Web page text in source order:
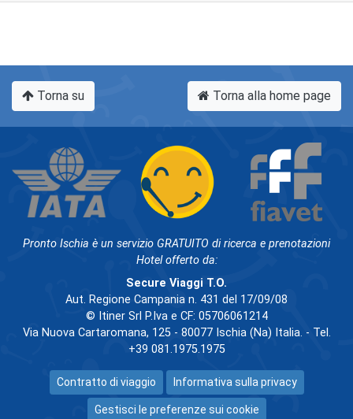
Torna su Torna alla home page
Pronto Ischia è un servizio GRATUITO di ricerca e prenotazioni
Hotel offerto da:
Secure Viaggi T.O.
Aut. Regione Campania n. 431 del 17/09/08
© Itiner Srl P.Iva e CF: 05706061214
Via Nuova Cartaromana, 125 - 80077 Ischia (Na) Italia. - Tel.
+39 081.1975.1975
Contratto di viaggio Informativa sulla privacy
Gestisci le preferenze sui cookie